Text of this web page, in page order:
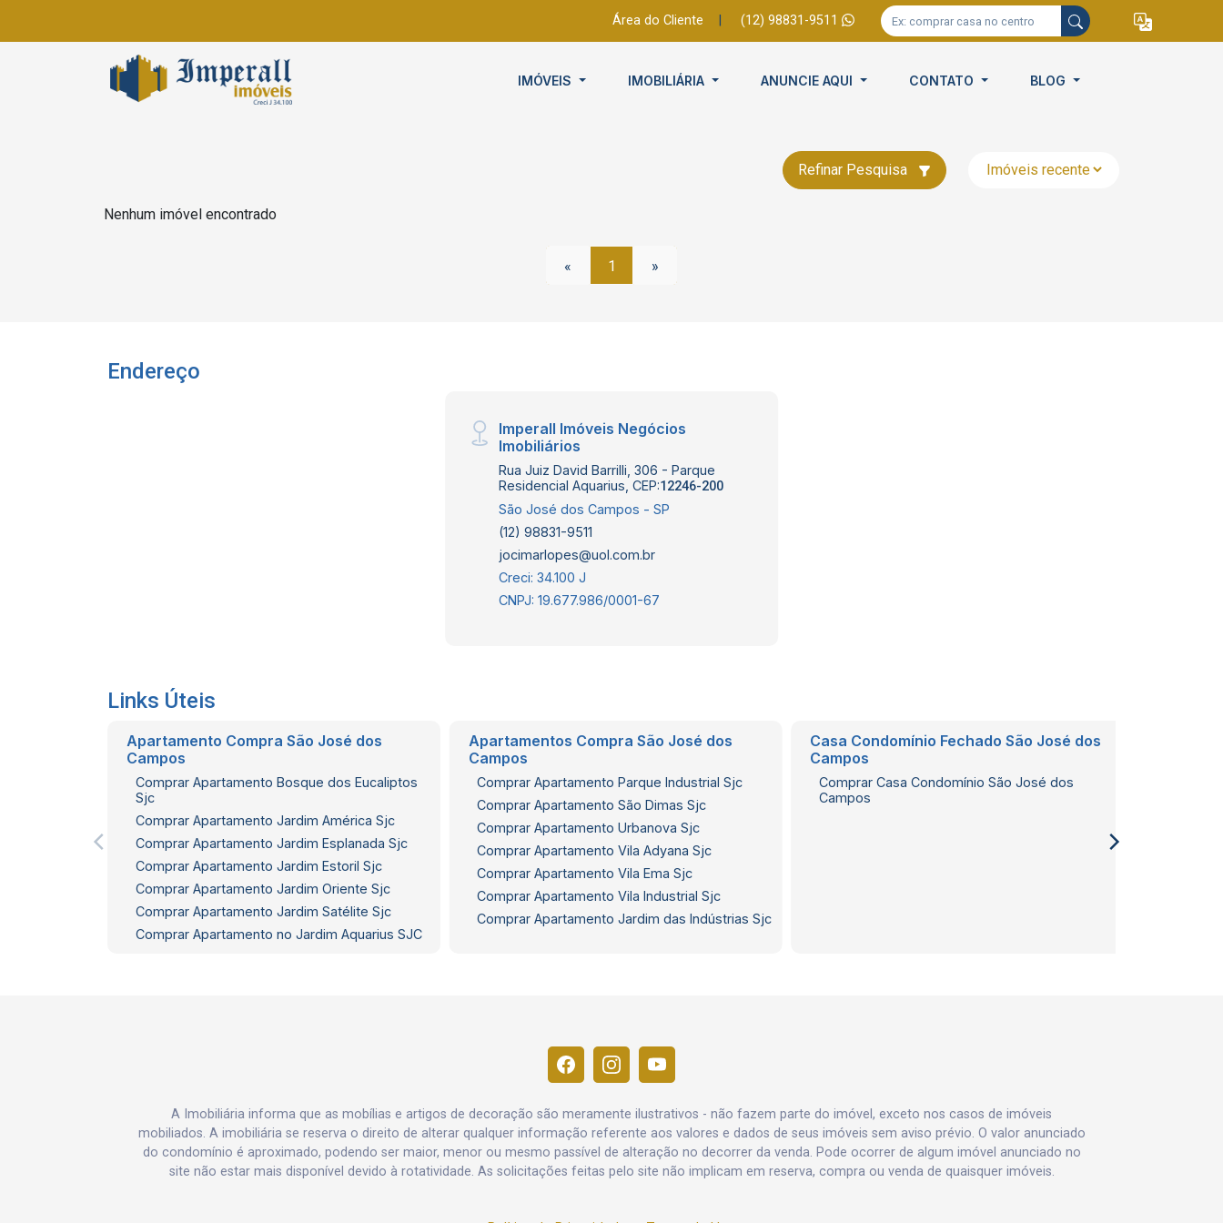
Área do Cliente (12) 98831-9511
IMÓVEIS IMOBILIÁRIA ANUNCIE AQUI CONTATO BLOG
Refinar Pesquisa
Nenhum imóvel encontrado
« 1 »
Endereço
Imperall Imóveis Negócios
Imobiliários
Rua Juiz David Barrilli, 306 - Parque
Residencial Aquarius, CEP:12246-200
São José dos Campos - SP
(12) 98831-9511
jocimarlopes@uol.com.br
Creci: 34.100 J
CNPJ: 19.677.986/0001-67
Links Úteis
Apartamento Compra São José dos
Campos
Comprar Apartamento Bosque dos Eucaliptos
Sjc
Comprar Apartamento Jardim América Sjc
Comprar Apartamento Jardim Esplanada Sjc
Comprar Apartamento Jardim Estoril Sjc
Comprar Apartamento Jardim Oriente Sjc
Comprar Apartamento Jardim Satélite Sjc
Comprar Apartamento no Jardim Aquarius SJC
Apartamentos Compra São José dos
Campos
Comprar Apartamento Parque Industrial Sjc
Comprar Apartamento São Dimas Sjc
Comprar Apartamento Urbanova Sjc
Comprar Apartamento Vila Adyana Sjc
Comprar Apartamento Vila Ema Sjc
Comprar Apartamento Vila Industrial Sjc
Comprar Apartamento Jardim das Indústrias Sjc
Casa Condomínio Fechado São José dos
Campos
Comprar Casa Condomínio São José dos
Campos
A Imobiliária informa que as mobílias e artigos de decoração são meramente ilustrativos - não fazem parte do imóvel, exceto nos casos de imóveis
mobiliados. A imobiliária se reserva o direito de alterar qualquer informação referente aos valores e dados de seus imóveis sem aviso prévio. O valor anunciado
do condomínio é aproximado, podendo ser maior, menor ou mesmo passível de alteração no decorrer da venda. Pode ocorrer de algum imóvel anunciado no
site não estar mais disponível devido à rotatividade. As solicitações feitas pelo site não implicam em reserva, compra ou venda de quaisquer imóveis.